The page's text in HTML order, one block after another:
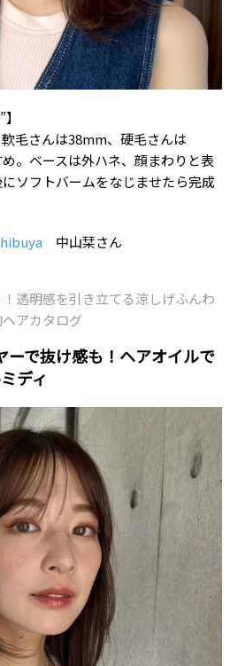
毛さんは38mm、硬毛さんは
。ベースは外ハネ、顔まわりと表
ソフトバームをなじませたら完成
中山栞さん
透明感を引き立てる涼しげふんわ
アカタログ
ーで抜け感も！ヘアオイルで
ディ